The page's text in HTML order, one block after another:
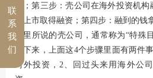
司；第三步：壳公司在海外投资机
场上市取得融资；第四步：融到的钱
这里所说的壳公司，通常称为“特殊
结下来，上面这4个步骤里面有两件
对外投资，2、回过头来用海外公
联
系
我
们